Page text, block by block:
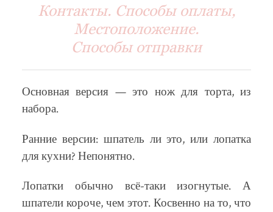
Контакты. Способы оплаты,
Местоположение.
Способы отправки
Основная версия — это нож для торта, из
набора.
Ранние версии: шпатель ли это, или лопатка
для кухни? Непонятно.
Лопатки обычно всё-таки изогнутые. А
шпатели короче, чем этот. Косвенно на то, что